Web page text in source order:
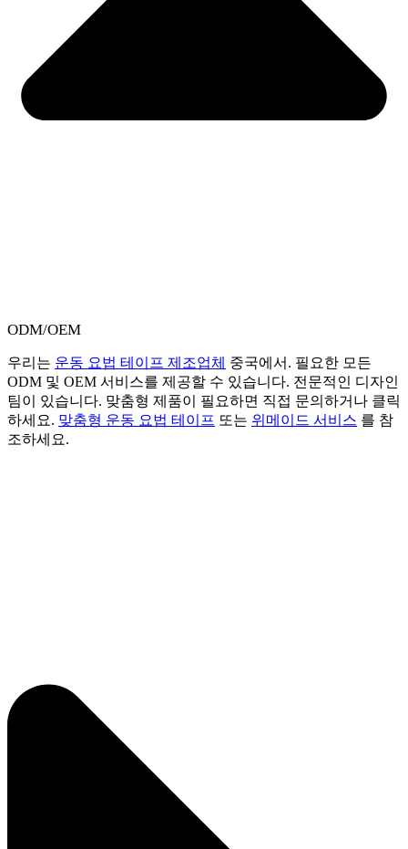
ODM/OEM
우리는 운동 요법 테이프 제조업체 중국에서. 필요한 모든
ODM 및 OEM 서비스를 제공할 수 있습니다. 전문적인 디자인
팀이 있습니다. 맞춤형 제품이 필요하면 직접 문의하거나 클릭
하세요. 맞춤형 운동 요법 테이프 또는 위메이드 서비스 를 참
조하세요.